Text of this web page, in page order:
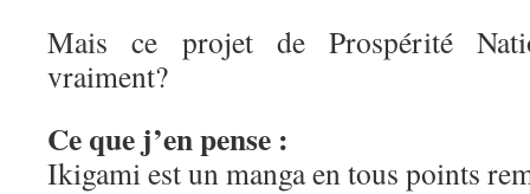
Mais ce projet de Prospérité
vraiment?
Ce que j’en pense :
Ikigami est un manga en tous points